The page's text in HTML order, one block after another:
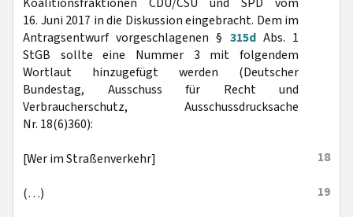
16. Juni 2017 in die Diskussion eingebracht. Dem im
Antragsentwurf vorgeschlagenen § 315dAbs. 1
StGB sollte eine Nummer 3 mit folgendem
Wortlaut hinzugefügt werden (Deutscher
Bundestag, Ausschuss für Recht und
Verbraucherschutz, Ausschussdrucksache
Nr. 18(6)360):
18
[Wer im Straßenverkehr]
19
(…)